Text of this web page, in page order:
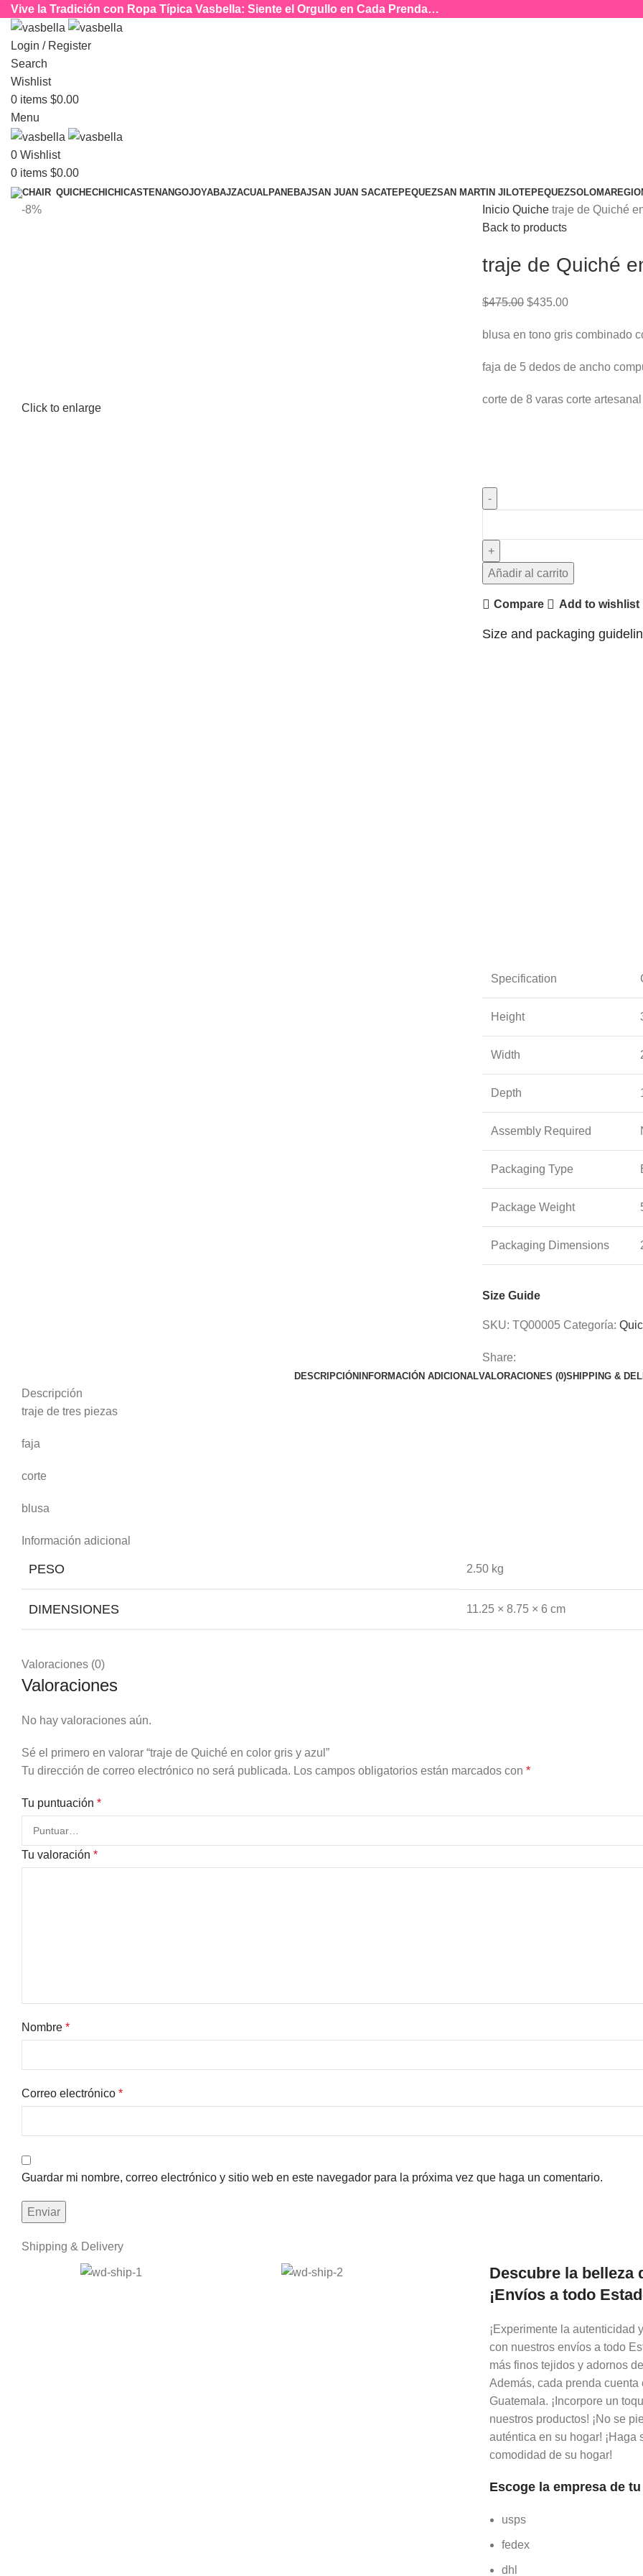
Vive la Tradición con Ropa Típica Vasbella: Siente el Orgullo en Cada Prenda…
Login / Register
Search
Wishlist
0 items $0.00
Menu
0 Wishlist
0 items $0.00
QUICHECHICHICASTENANGOJOYABAJZACUALPANEBAJSAN JUAN SACATEPEQUEZSAN MARTIN JILOTEPEQUEZSOLOMA
-8%
Click to enlarge
Inicio Quiche traje de Quiché
Back to products
traje de Quiché
$475.00 $435.00
blusa en tono gris combinado
faja de 5 dedos de ancho
corte de 8 varas corte
Añadir al carrito
Compare Add to wishlist
Size and packaging
Specification
Height
Width
Depth
Assembly Required
Packaging Type
Package Weight
Packaging Dimensions
Size Guide
SKU: TQ00005 Categoría:
Share:
DESCRIPCIÓNINFORMACIÓN ADICIONALVALORACIONES (0)SHIPPING &
Descripción
traje de tres piezas
faja
corte
blusa
Información adicional
PESO 2.50 kg
DIMENSIONES 11.25 × 8.75 × 6 cm
Valoraciones (0)
Valoraciones
No hay valoraciones aún.
Sé el primero en valorar “traje de Quiché en color gris y azul”
Tu dirección de correo electrónico no será publicada. Los campos obligatorios están marcados con *
Tu puntuación *
Tu valoración *
Nombre *
Correo electrónico *
Guardar mi nombre, correo electrónico y sitio web en este navegador para la próxima vez que haga un comentario.
Shipping & Delivery
Descubre la belleza
¡Envíos a todo
¡Experimente la autenticidad
con nuestros envíos a todo
más finos tejidos y adornos
Además, cada prenda
Guatemala. ¡Incorpore un
nuestros productos! ¡No se
auténtica en su hogar!
comodidad de su hogar!
Escoge la empresa de
usps
fedex
dhl